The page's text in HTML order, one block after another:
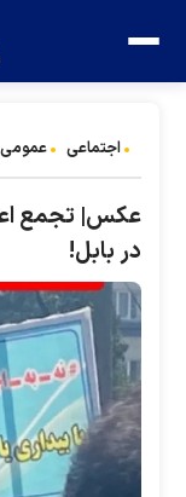
اجتماعی عمومی
عکس| تجمع
در بابل!